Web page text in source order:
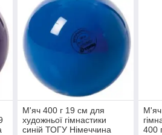
М'яч 400 г 19 см для
художньої гімнастики
синій ТОГУ Німеччина
М'яч
400